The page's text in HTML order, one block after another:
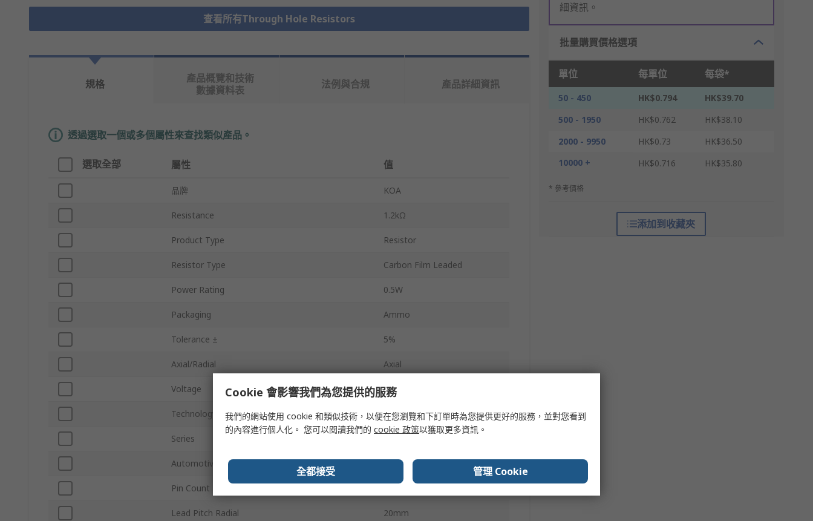
查看所有Through Hole Resistors
細資訊。
批量購買價格選項
單位 每單位 每袋*
50 - 450 HK$0.794
HK$39.70
500 - 1950
HK$0.762
HK$38.10
2000 - 9950
HK$0.73
HK$36.50
10000 +
HK$0.716 HK$35.80
* 參考價格
添加到收藏夾
規格
產品概覽和技術
數據資料表
法例與合規 產品詳細資訊
透過選取一個或多個屬性來查找類似產品。
選取全部 屬性 值
品牌 KOA
Resistance 1.2kΩ
Product Type Resistor
Resistor Type Carbon Film Leaded
Power Rating 0.5W
Packaging Ammo
Tolerance ± 5%
Axial/Radial Axial
Voltage 350V
Technology Carbon Film
Series
Automotive Standard
Pin Count
Lead Pitch Radial 20mm
Cookie 會影響我們為您提供的服務
我們的網站使用 cookie 和類似技術，以便在您瀏覽和下訂單時為您提供更好的服務，並對您看到
的內容進行個人化。 您可以閱讀我們的 cookie 政策以獲取更多資訊。
全都接受 管理 Cookie